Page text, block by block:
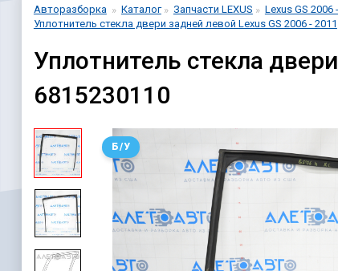
Авторазборка Каталог Запчасти LEXUS Lexus GS 2006
Уплотнитель стекла двери задней левой Lexus GS 2006 - 2011
Уплотнитель стекла
6815230110
Б/У